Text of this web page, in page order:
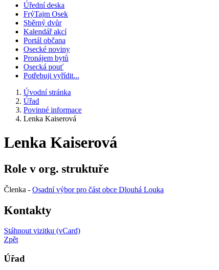
Úřední deska
FrýTajm Osek
Sběrný dvůr
Kalendář akcí
Portál občana
Osecké noviny
Pronájem bytů
Osecká pouť
Potřebuji vyřídit...
Úvodní stránka
Úřad
Povinné informace
Lenka Kaiserová
Lenka Kaiserová
Role v org. struktuře
Členka - Osadní výbor pro část obce Dlouhá Louka
Kontakty
Stáhnout vizitku (vCard)
Zpět
Úřad